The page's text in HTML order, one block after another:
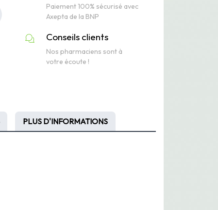
Paiement 100% sécurisé avec
Axepta de la BNP
Conseils clients
Nos pharmaciens sont à
votre écoute !
PLUS D'INFORMATIONS